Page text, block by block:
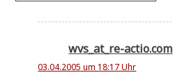
wvs_at_re-actio.com
03.04.2005 um 18:17 Uhr